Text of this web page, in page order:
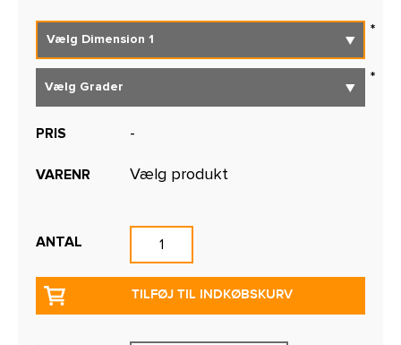
PRIS -
VARENR Vælg produkt
ANTAL
TILFØJ TIL INDKØBSKURV